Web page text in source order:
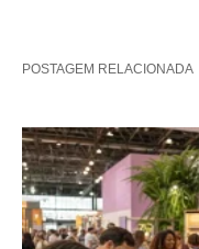
POSTAGEM RELACIONADA